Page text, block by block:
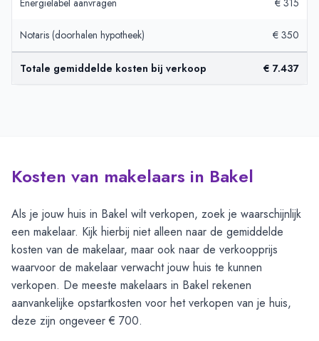
Energielabel aanvragen € 315
Notaris (doorhalen hypotheek) € 350
Totale gemiddelde kosten bij verkoop € 7.437
Kosten van makelaars in Bakel
Als je jouw huis in Bakel wilt verkopen, zoek je waarschijnlijk
een makelaar. Kijk hierbij niet alleen naar de gemiddelde
kosten van de makelaar, maar ook naar de verkoopprijs
waarvoor de makelaar verwacht jouw huis te kunnen
verkopen. De meeste makelaars in Bakel rekenen
aanvankelijke opstartkosten voor het verkopen van je huis,
deze zijn ongeveer € 700.